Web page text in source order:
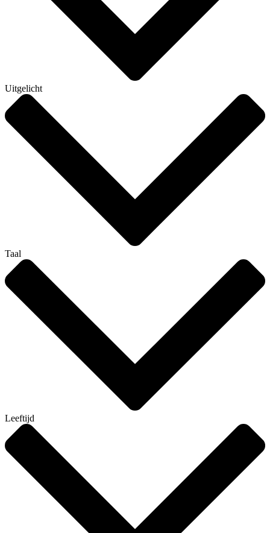
Uitgelicht
Taal
Leeftijd